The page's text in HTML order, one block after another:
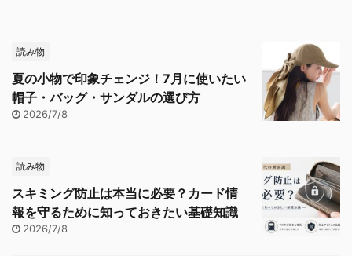
読み物
夏の小物で印象チェンジ！7月に使いたい
帽子・バッグ・サンダルの選び方
2026/7/8
読み物
スキミング防止は本当に必要？カード情
報を守るために知っておきたい基礎知識
2026/7/8